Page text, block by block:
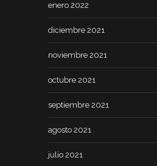
enero 2022
diciembre 2021
noviembre 2021
octubre 2021
septiembre 2021
agosto 2021
julio 2021